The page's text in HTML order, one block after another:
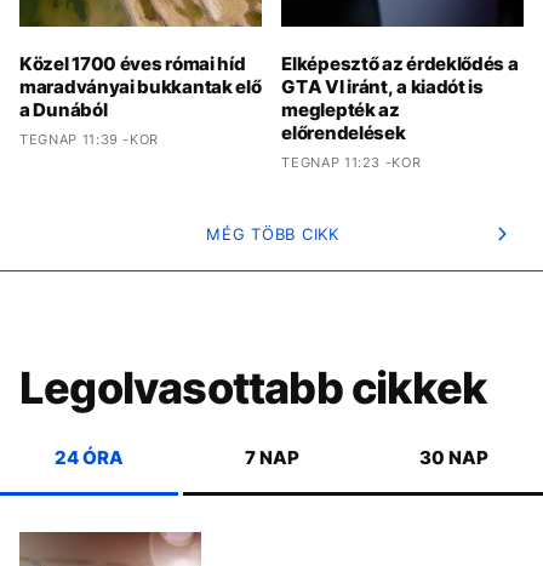
Közel 1700 éves római híd
maradványai bukkantak elő
a Dunából
TEGNAP 11:39 -KOR
Elképesztő az érdeklődés a
GTA VI iránt, a kiadót is
meglepték az
előrendelések
TEGNAP 11:23 -KOR
MÉG TÖBB CIKK
Legolvasottabb cikkek
24 ÓRA 7 NAP 30 NAP